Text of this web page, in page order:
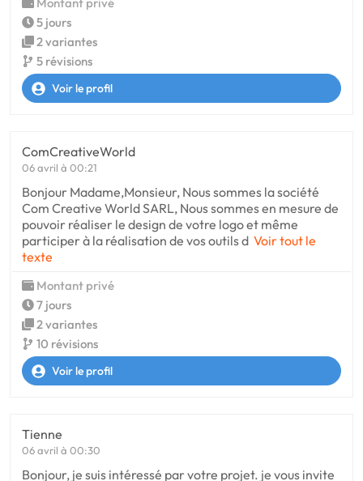
5 jours
2 variantes
5 révisions
Voir le profil
ComCreativeWorld
06 avril à 00:21
Bonjour Madame,Monsieur, Nous sommes la société
Com Creative World SARL, Nous sommes en mesure de
pouvoir réaliser le design de votre logo et même
participer à la réalisation de vos outils d Voir tout le
texte
Montant privé
7 jours
2 variantes
10 révisions
Voir le profil
Tienne
06 avril à 00:30
Bonjour, je suis intéressé par votre projet. je vous invite